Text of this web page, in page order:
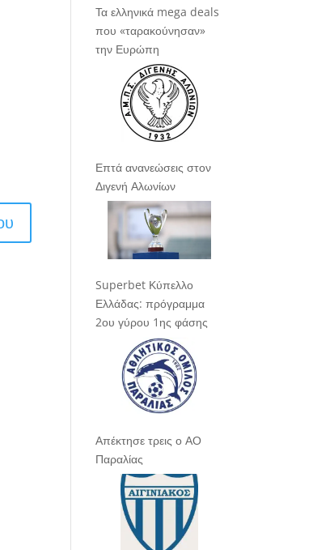
Τα ελληνικά mega deals
που «ταρακούνησαν»
την Ευρώπη
Επτά ανανεώσεις στον
Διγενή Αλωνίων
Superbet Κύπελλο
Ελλάδας: πρόγραμμα
2ου γύρου 1ης φάσης
Απέκτησε τρεις ο ΑΟ
Παραλίας